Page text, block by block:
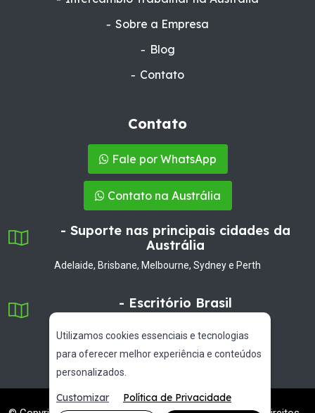
Sobre a Empresa
Blog
Contato
Contato
Fale por WhatsApp
Contato na Austrália
- Suporte nas principais cidades da
Austrália
Adelaide, Brisbane, Melbourne, Sydney e Perth
- Escritório Brasil
Utilizamos cookies essenciais e tecnologias
para oferecer melhor experiência e conteúdos
personalizados.
Customizar Política de Privacidade